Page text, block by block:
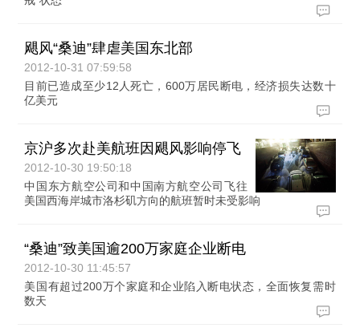
飓风“桑迪”肆虐美国东北部
2012-10-31 07:59:58
目前已造成至少12人死亡，600万居民断电，经济损失达数十
亿美元
京沪多次赴美航班因飓风影响停飞
2012-10-30 19:50:18
中国东方航空公司和中国南方航空公司飞往
美国西海岸城市洛杉矶方向的航班暂时未受影响
“桑迪”致美国逾200万家庭企业断电
2012-10-30 11:45:57
美国有超过200万个家庭和企业陷入断电状态，全面恢复需时
数天